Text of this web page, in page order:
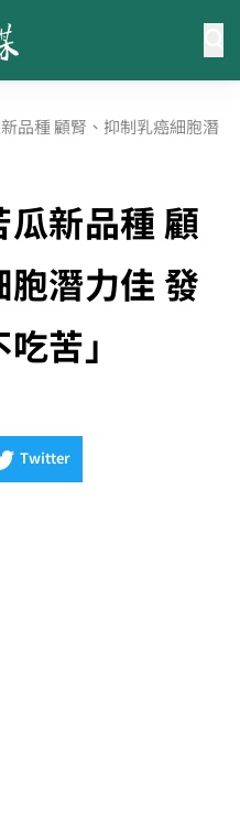
品種 顧腎、抑制乳癌細胞潛
新品種 顧
潛力佳 發
苦」
Twitter